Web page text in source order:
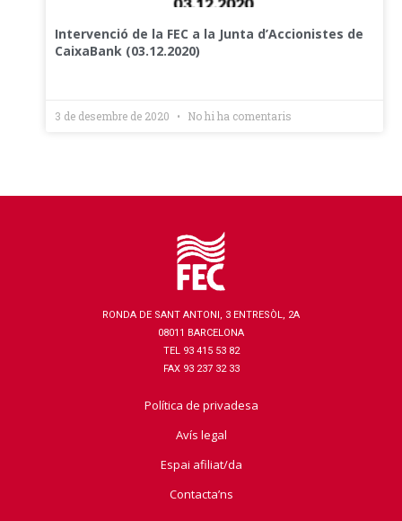
Intervenció de la FEC a la Junta d’Accionistes de
CaixaBank (03.12.2020)
3 de desembre de 2020 No hi ha comentaris
RONDA DE SANT ANTONI, 3 ENTRESÒL, 2A
08011 BARCELONA
TEL 93 415 53 82
FAX 93 237 32 33
Política de privadesa
Avís legal
Espai afiliat/da
Contacta’ns